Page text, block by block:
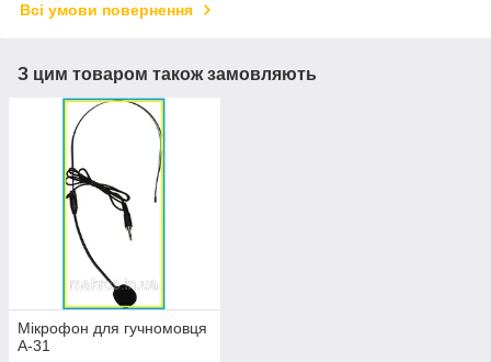
Всі умови повернення
З цим товаром також замовляють
Мікрофон для гучномовця
А-31